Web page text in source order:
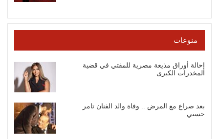
منوعات
إحالة أوراق مذيعة مصرية للمفتي في قضية
المخدرات الكبرى
بعد صراع مع المرض .. وفاة والد الفنان تامر
حسني